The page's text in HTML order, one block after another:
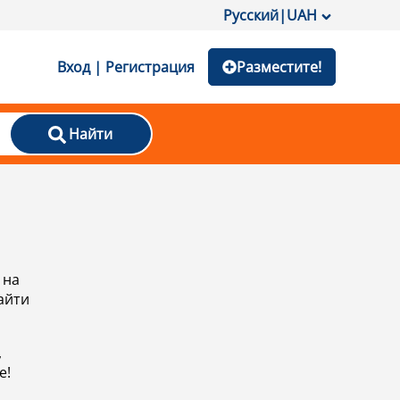
Русский|UAH
Вход | Регистрация Разместите!
Найти